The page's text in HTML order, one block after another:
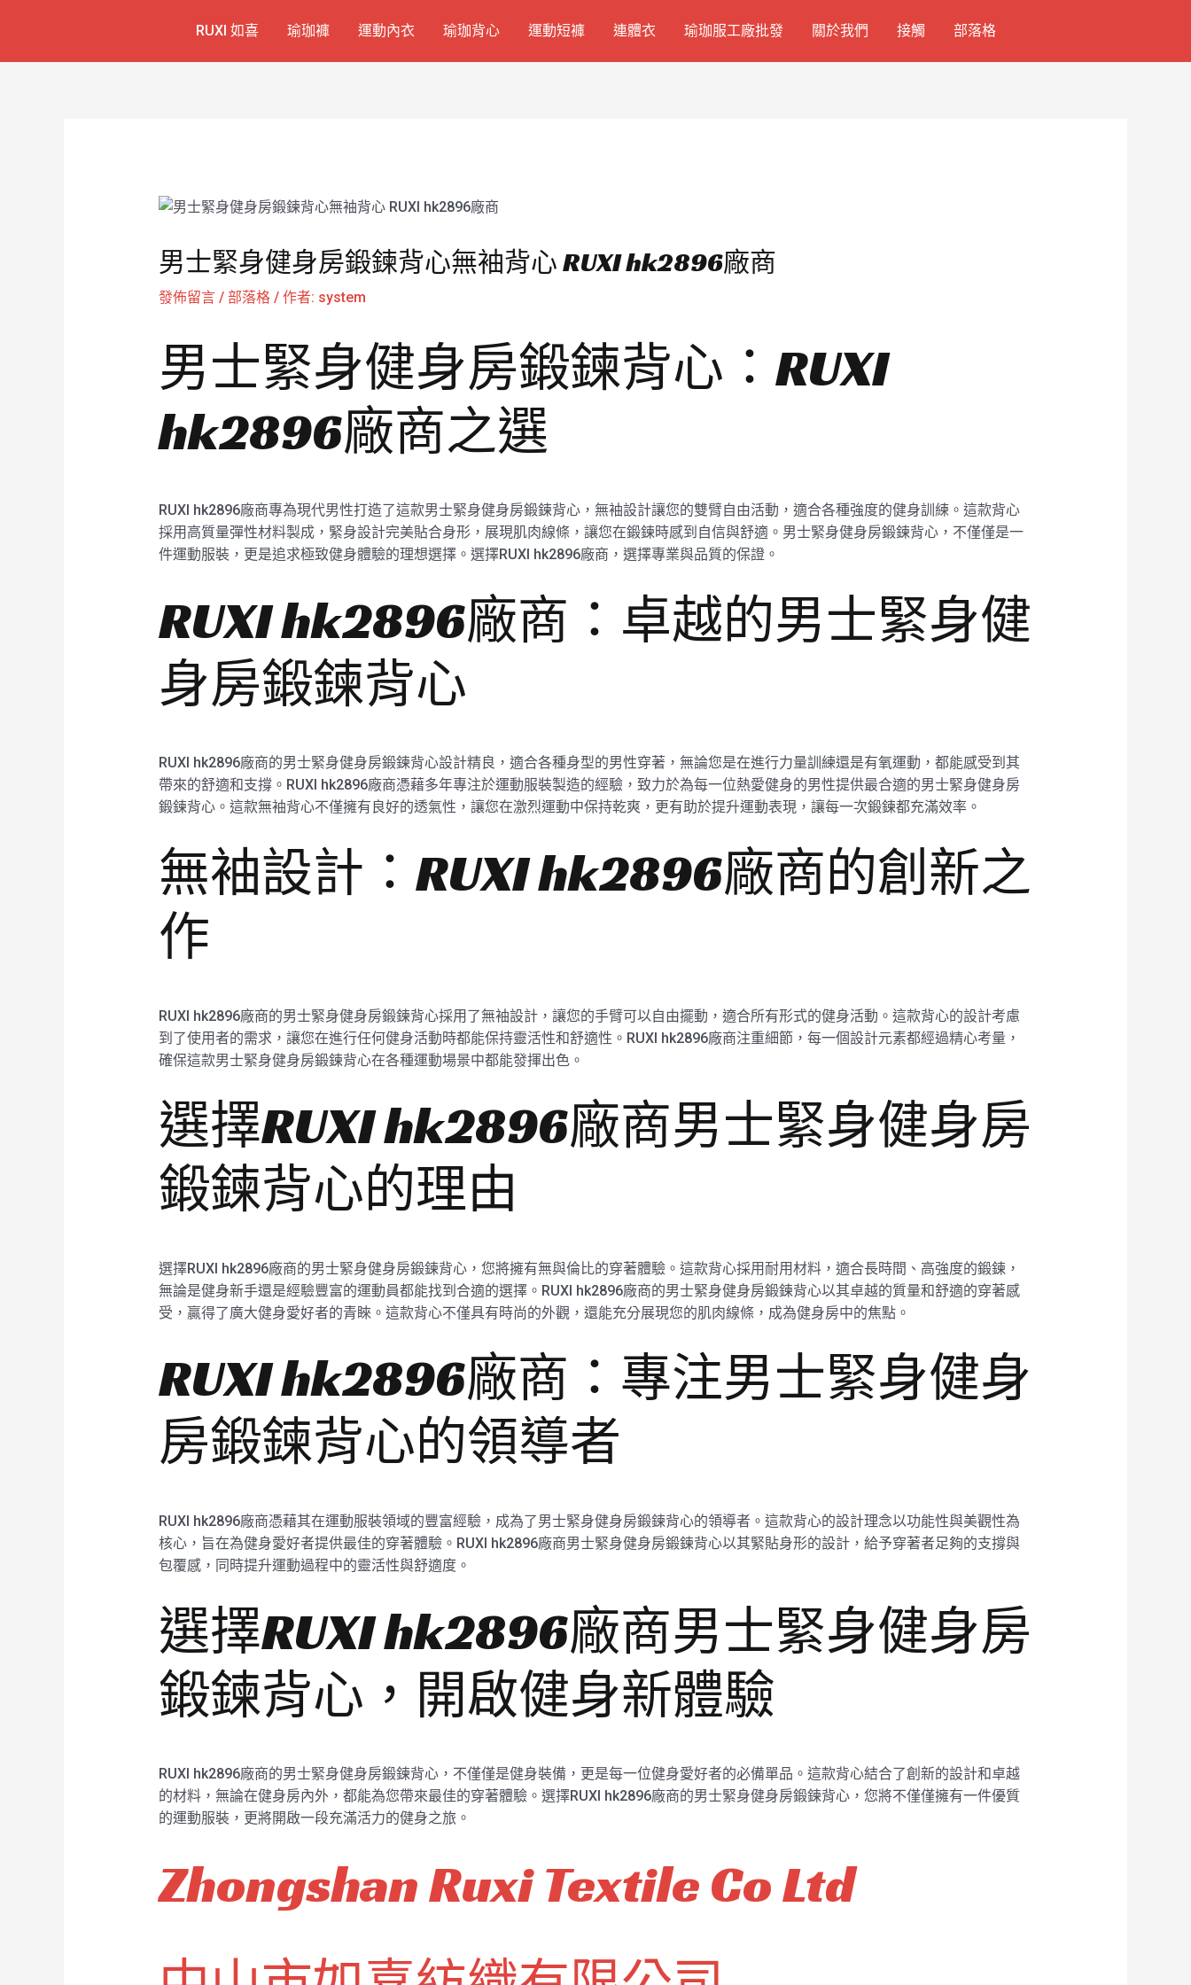
RUXI 如喜 瑜珈褲 運動內衣 瑜珈背心 運動短褲 連體衣 瑜珈服工廠批發 關於我們 接觸 部落格
男士緊身健身房鍛鍊背心無袖背心 RUXI hk2896廠商
發佈留言 / 部落格/ 作者: system
男士緊身健身房鍛鍊背心：RUXI
hk2896廠商之選
RUXI hk2896廠商專為現代男性打造了這款男士緊身健身房鍛鍊背心，無袖設計讓您的雙臂自由活動，適合各種強度的健身訓練。這款背心
採用高質量彈性材料製成，緊身設計完美貼合身形，展現肌肉線條，讓您在鍛鍊時感到自信與舒適。男士緊身健身房鍛鍊背心，不僅僅是一
件運動服裝，更是追求極致健身體驗的理想選擇。選擇RUXI hk2896廠商，選擇專業與品質的保證。
RUXI hk2896廠商：卓越的男士緊身健
身房鍛鍊背心
RUXI hk2896廠商的男士緊身健身房鍛鍊背心設計精良，適合各種身型的男性穿著，無論您是在進行力量訓練還是有氧運動，都能感受到其
帶來的舒適和支撐。RUXI hk2896廠商憑藉多年專注於運動服裝製造的經驗，致力於為每一位熱愛健身的男性提供最合適的男士緊身健身房
鍛鍊背心。這款無袖背心不僅擁有良好的透氣性，讓您在激烈運動中保持乾爽，更有助於提升運動表現，讓每一次鍛鍊都充滿效率。
無袖設計：RUXI hk2896廠商的創新之
作
RUXI hk2896廠商的男士緊身健身房鍛鍊背心採用了無袖設計，讓您的手臂可以自由擺動，適合所有形式的健身活動。這款背心的設計考慮
到了使用者的需求，讓您在進行任何健身活動時都能保持靈活性和舒適性。RUXI hk2896廠商注重細節，每一個設計元素都經過精心考量，
確保這款男士緊身健身房鍛鍊背心在各種運動場景中都能發揮出色。
選擇RUXI hk2896廠商男士緊身健身房
鍛鍊背心的理由
選擇RUXI hk2896廠商的男士緊身健身房鍛鍊背心，您將擁有無與倫比的穿著體驗。這款背心採用耐用材料，適合長時間、高強度的鍛鍊，
無論是健身新手還是經驗豐富的運動員都能找到合適的選擇。RUXI hk2896廠商的男士緊身健身房鍛鍊背心以其卓越的質量和舒適的穿著感
受，贏得了廣大健身愛好者的青睞。這款背心不僅具有時尚的外觀，還能充分展現您的肌肉線條，成為健身房中的焦點。
RUXI hk2896廠商：專注男士緊身健身
房鍛鍊背心的領導者
RUXI hk2896廠商憑藉其在運動服裝領域的豐富經驗，成為了男士緊身健身房鍛鍊背心的領導者。這款背心的設計理念以功能性與美觀性為
核心，旨在為健身愛好者提供最佳的穿著體驗。RUXI hk2896廠商男士緊身健身房鍛鍊背心以其緊貼身形的設計，給予穿著者足夠的支撐與
包覆感，同時提升運動過程中的靈活性與舒適度。
選擇RUXI hk2896廠商男士緊身健身房
鍛鍊背心，開啟健身新體驗
RUXI hk2896廠商的男士緊身健身房鍛鍊背心，不僅僅是健身裝備，更是每一位健身愛好者的必備單品。這款背心結合了創新的設計和卓越
的材料，無論在健身房內外，都能為您帶來最佳的穿著體驗。選擇RUXI hk2896廠商的男士緊身健身房鍛鍊背心，您將不僅僅擁有一件優質
的運動服裝，更將開啟一段充滿活力的健身之旅。
Zhongshan Ruxi Textile Co Ltd